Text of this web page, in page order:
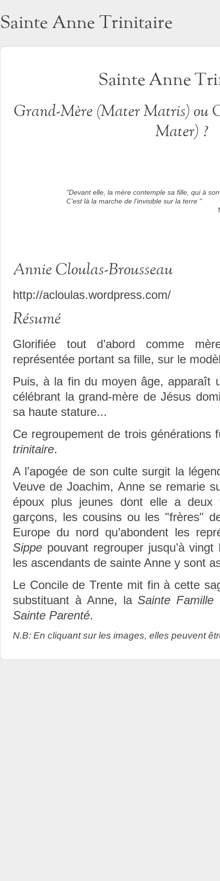
Sainte Anne Trinitaire
Sainte Anne
Grand-Mère (Mater Matris) ou
Mater) ?
"Devant elle, la mère contemple sa fille, qui à
C’est là la marche de l’invisible sur la terre "
Annie Cloulas-Brousseau
http://acloulas.wordpress.com/
Résumé
Glorifiée tout d’abord comme
représentée portant sa fille, sur le
Puis, à la fin du moyen âge, apparaît
célébrant la grand-mère de Jésus
sa haute stature...
Ce regroupement de trois générations
trinitaire.
A l’apogée de son culte surgit la
Veuve de Joachim, Anne se remarie
époux plus jeunes dont elle a deux
garçons, les cousins ou les "frères"
Europe du nord qu’abondent les
Sippe pouvant regrouper jusqu’à
les ascendants de sainte Anne y sont
Le Concile de Trente mit fin à cette
substituant à Anne, laSainte Famille
Sainte Parenté.
N.B: En cliquant sur les images, elles peuvent